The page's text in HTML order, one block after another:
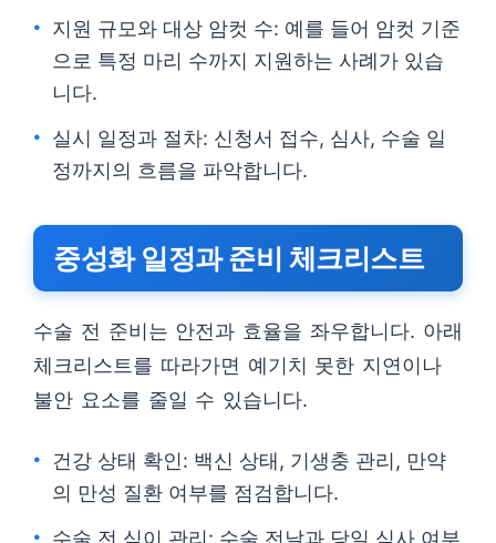
지원 규모와 대상 암컷 수: 예를 들어 암컷 기준
으로 특정 마리 수까지 지원하는 사례가 있습
니다.
실시 일정과 절차: 신청서 접수, 심사, 수술 일
정까지의 흐름을 파악합니다.
중성화 일정과 준비 체크리스트
수술 전 준비는 안전과 효율을 좌우합니다. 아래
체크리스트를 따라가면 예기치 못한 지연이나
불안 요소를 줄일 수 있습니다.
건강 상태 확인: 백신 상태, 기생충 관리, 만약
의 만성 질환 여부를 점검합니다.
수술 전 식이 관리: 수술 전날과 당일 식사 여부